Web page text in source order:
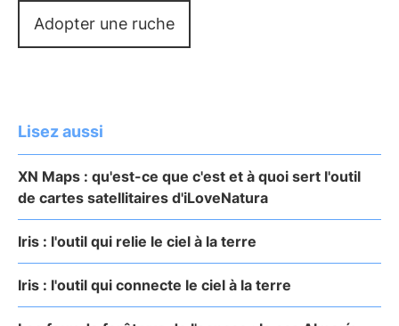
Adopter une ruche
Lisez aussi
XN Maps : qu'est-ce que c'est et à quoi sert l'outil
de cartes satellitaires d'iLoveNatura
Iris : l'outil qui relie le ciel à la terre
Iris : l'outil qui connecte le ciel à la terre